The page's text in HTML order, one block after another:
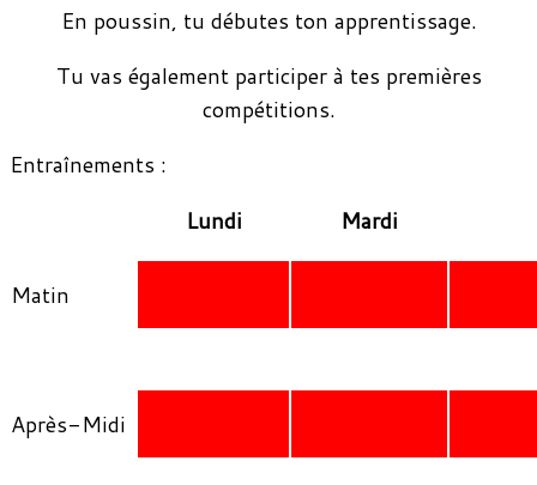
En poussin, tu débutes ton apprentissage.
Tu vas également participer à tes premières
compétitions.
Entraînements :
Lundi
Mardi
Matin
Après-Midi